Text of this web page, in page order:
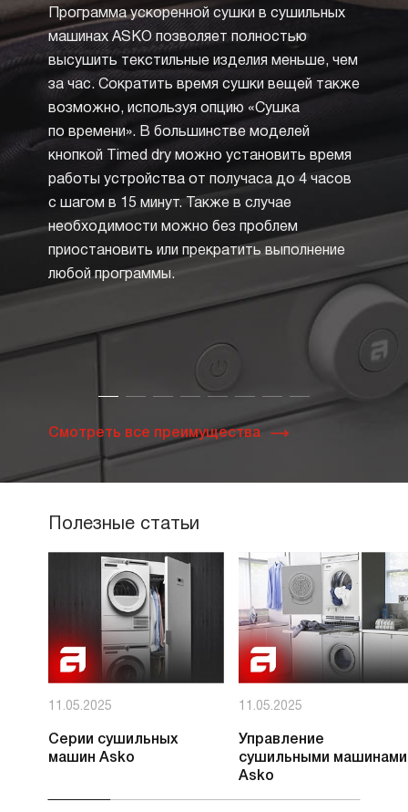
Программа ускоренной сушки в сушильных
машинах ASKO позволяет полностью
высушить текстильные изделия меньше, чем
за час. Сократить время сушки вещей также
возможно, используя опцию «Сушка
по времени». В большинстве моделей
кнопкой Timed dry можно установить время
работы устройства от получаса до 4 часов
с шагом в 15 минут. Также в случае
необходимости можно без проблем
приостановить или прекратить выполнение
любой программы.
в
Смотреть все преимущества
Полезные статьи
11.05.2025
Серии сушильных
машин Asko
11.05.2025
Управление
сушильными машинами
Asko